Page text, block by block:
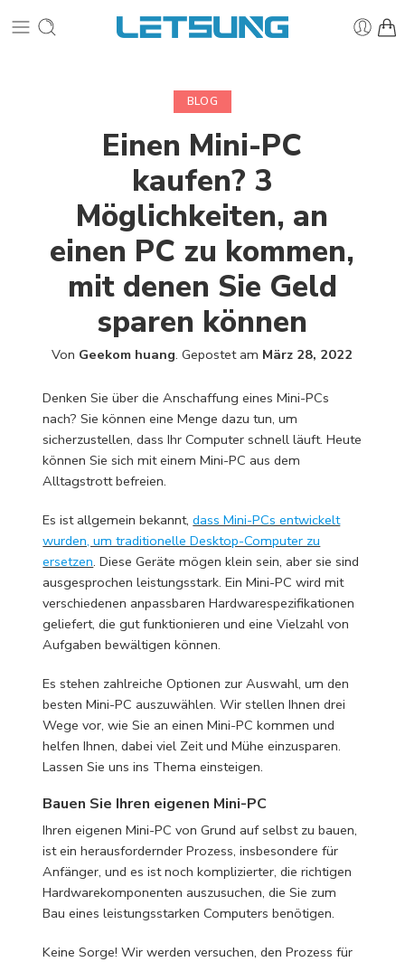
BLOG
Einen Mini-PC
kaufen? 3
Möglichkeiten, an
einen PC zu kommen,
mit denen Sie Geld
sparen können
Von Geekom huang. Gepostet am März 28, 2022
Denken Sie über die Anschaffung eines Mini-PCs
nach? Sie können eine Menge dazu tun, um
sicherzustellen, dass Ihr Computer schnell läuft. Heute
können Sie sich mit einem Mini-PC aus dem
Alltagstrott befreien.
Es ist allgemein bekannt,dass Mini-PCs entwickelt
wurden, um traditionelle Desktop-Computer zu
ersetzen. Diese Geräte mögen klein sein, aber sie sind
ausgesprochen leistungsstark. Ein Mini-PC wird mit
verschiedenen anpassbaren Hardwarespezifikationen
geliefert, die gut funktionieren und eine Vielzahl von
Aufgaben bewältigen können.
Es stehen zahlreiche Optionen zur Auswahl, um den
besten Mini-PC auszuwählen. Wir stellen Ihnen drei
Wege vor, wie Sie an einen Mini-PC kommen und
helfen Ihnen, dabei viel Zeit und Mühe einzusparen.
Lassen Sie uns ins Thema einsteigen.
Bauen Sie Ihren eigenen Mini-PC
Ihren eigenen Mini-PC von Grund auf selbst zu bauen,
ist ein herausfordernder Prozess, insbesondere für
Anfänger, und es ist noch komplizierter, die richtigen
Hardwarekomponenten auszusuchen, die Sie zum
Bau eines leistungsstarken Computers benötigen.
Keine Sorge! Wir werden versuchen, den Prozess für